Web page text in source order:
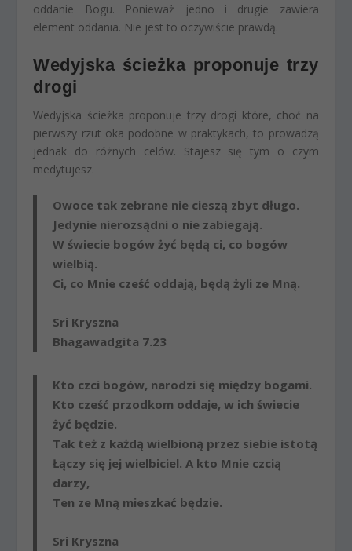
oddanie Bogu. Ponieważ jedno i drugie zawiera
element oddania. Nie jest to oczywiście prawdą.
Wedyjska ścieżka proponuje trzy
drogi
Wedyjska ścieżka proponuje trzy drogi które, choć na
pierwszy rzut oka podobne w praktykach, to prowadzą
jednak do różnych celów. Stajesz się tym o czym
medytujesz.
Owoce tak zebrane nie cieszą zbyt długo.
Jedynie nierozsądni o nie zabiegają.
W świecie bogów żyć będą ci, co bogów
wielbią.
Ci, co Mnie cześć oddają, będą żyli ze Mną.
Sri Kryszna
Bhagawadgita 7.23
Kto czci bogów, narodzi się między bogami.
Kto cześć przodkom oddaje, w ich świecie
żyć będzie.
Tak też z każdą wielbioną przez siebie istotą
Łączy się jej wielbiciel. A kto Mnie czcią
darzy,
Ten ze Mną mieszkać będzie.
Sri Kryszna